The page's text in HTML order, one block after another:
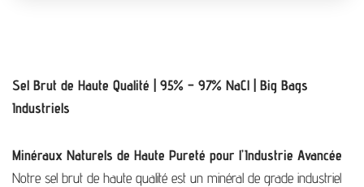
Sel Brut de Haute Qualité | 95% – 97% NaCl | Big Bags
Industriels
Minéraux Naturels de Haute Pureté pour l’Industrie Avancée
Notre sel brut de haute qualité est un minéral de grade industriel